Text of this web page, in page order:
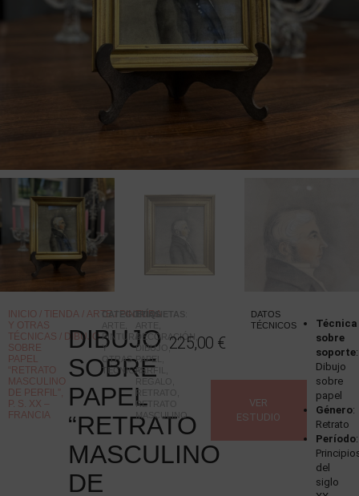
INICIO / TIENDA / ARTE / PINTURA
Y OTRAS
TÉCNICAS / DIBUJO
SOBRE
PAPEL
“RETRATO
MASCULINO
DE PERFIL”,
P. S. XX –
FRANCIA
DIBUJO
SOBRE
PAPEL
“RETRATO
MASCULINO
DE
CATEGORÍAS:
PINTURA
Y
OTRAS
TÉCNICAS
ETIQUETAS
DECORACIÓN
DIBUJO
,
PAPEL
PERFIL
RETRATO
RETRATO
MASCULINO
225,00 €
VER
ESTUDIO
DATOS
TÉCNICOS
Técnica
sobre
soporte:
Dibujo
sobre
papel
Género:
Retrato
Período:
del
siglo